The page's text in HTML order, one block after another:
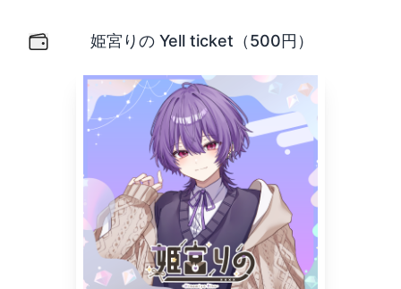
姫宮りの Yell ticket（500円）